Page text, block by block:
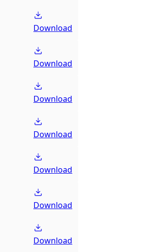
Download
Download
Download
Download
Download
Download
Download